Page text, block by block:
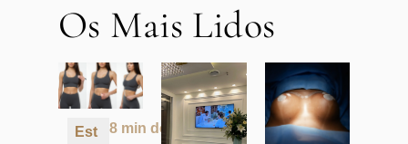
Os Mais Lidos
Est
8 min de leitura